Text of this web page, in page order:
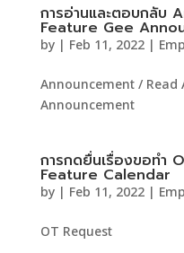
การอ่านและตอบกลับ
Feature Gee
by | Feb 11, 2022|
Announcement / Read
Announcement
การกดยื่นเรื่องขอทำ
Feature Calendar
by | Feb 11, 2022|
OT Request